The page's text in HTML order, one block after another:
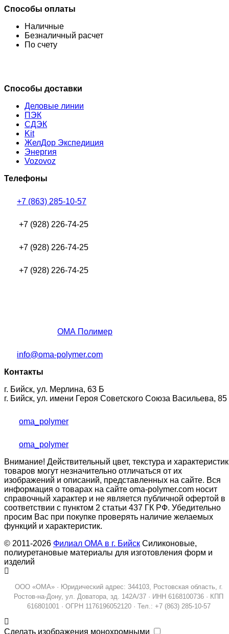
Способы оплаты
Наличные
Безналичный расчет
По счету
Способы доставки
Деловые линии
ПЭК
СДЭК
Kit
ЖелДор Экспедиция
Энергия
Vozovoz
Телефоны
+7 (863) 285-10-57
+7 (928) 226-74-25
+7 (928) 226-74-25
+7 (928) 226-74-25
ОМА Полимер
info@oma-polymer.com
Контакты
г. Бийск, ул. Мерлина, 63 Б
г. Бийск, ул. имени Героя Советского Союза Васильева, 85
oma_polymer
oma_polymer
Внимание! Действительный цвет, текстура и
товаров могут незначительно отличаться от их
изображений и описаний, представленных на сайте. Вся
информация о товарах на сайте oma-polymer.com носит
справочный характер и не является публичной офертой в
соответствии с пунктом 2 статьи 437 ГК РФ. Убедительно
просим Вас при покупке проверять наличие желаемых
функций и характеристик.
© 2011-2026 Филиал ОМА в г. Бийск Силиконовые,
полиуретановые материалы для изготовления форм и
изделий
ООО «ОМА» · Юридический адрес: 344103, Ростовская область, г.
Ростов-на-Дону, ул. Доватора, зд. 142А/37 · ИНН 6168100736 · КПП
616801001 · ОГРН 1176196052120 · Тел.: +7 (863) 285-10-57
Сделать изображения монохромными